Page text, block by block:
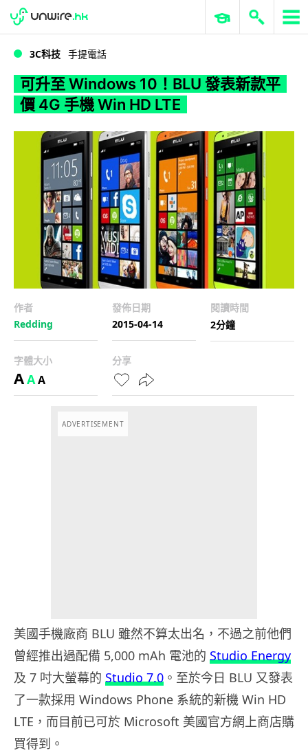
WWDC 2026 ERP 與商業 AI
3C科技 手提電話
可升至 Windows 10！BLU 發表新款平
價 4G 手機 Win HD LTE
作者
Redding
發佈日期
2015-04-14
閱讀時間
2分鐘
字體大小
AAA
分享
ADVERTISEMENT
美國手機廠商 BLU 雖然不算太出名，不過之前他們
曾經推出過配備 5,000 mAh 電池的 Studio Energy
及 7 吋大螢幕的 Studio 7.0 。至於今日 BLU 又發表
了一款採用 Windows Phone 系統的新機 Win HD
LTE，而目前已可於 Microsoft 美國官方網上商店購
買得到。